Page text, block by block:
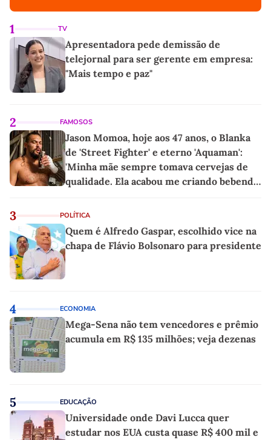
1 TV
Apresentadora pede demissão de
telejornal para ser gerente em empresa:
"Mais tempo e paz"
2 FAMOSOS
Jason Momoa, hoje aos 47 anos, o Blanka
de 'Street Fighter' e eterno 'Aquaman':
'Minha mãe sempre tomava cervejas de
qualidade. Ela acabou me criando bebendo
3 POLÍTICA
Quem é Alfredo Gaspar, escolhido vice na
chapa de Flávio Bolsonaro para presidente
4 ECONOMIA
Mega-Sena não tem vencedores e prêmio
acumula em R$ 135 milhões; veja dezenas
5 EDUCAÇÃO
Universidade onde Davi Lucca quer
estudar nos EUA custa quase R$ 400 mil e